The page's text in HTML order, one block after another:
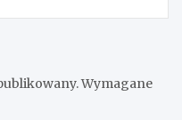
Wymagane